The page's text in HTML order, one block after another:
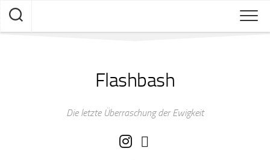
Skip
content
Flashbash
Die letzte Überraschung der Ewigkeit